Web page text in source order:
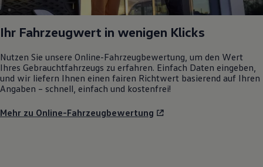
Ihr Fahrzeugwert in wenigen Klicks
Nutzen Sie unsere Online-Fahrzeugbewertung, um den Wert
Ihres Gebrauchtfahrzeugs zu erfahren. Einfach Daten eingeben,
und wir liefern Ihnen einen fairen Richtwert basierend auf Ihren
Angaben – schnell, einfach und kostenfrei!
Mehr zu Online-Fahrzeugbewertung